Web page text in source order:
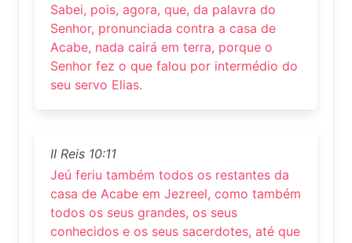
Sabei, pois, agora, que, da palavra do
Senhor, pronunciada contra a casa de
Acabe, nada cairá em terra, porque o
Senhor fez o que falou por intermédio do
seu servo Elias.
II Reis 10:11
Jeú feriu também todos os restantes da
casa de Acabe em Jezreel, como também
todos os seus grandes, os seus
conhecidos e os seus sacerdotes, até que